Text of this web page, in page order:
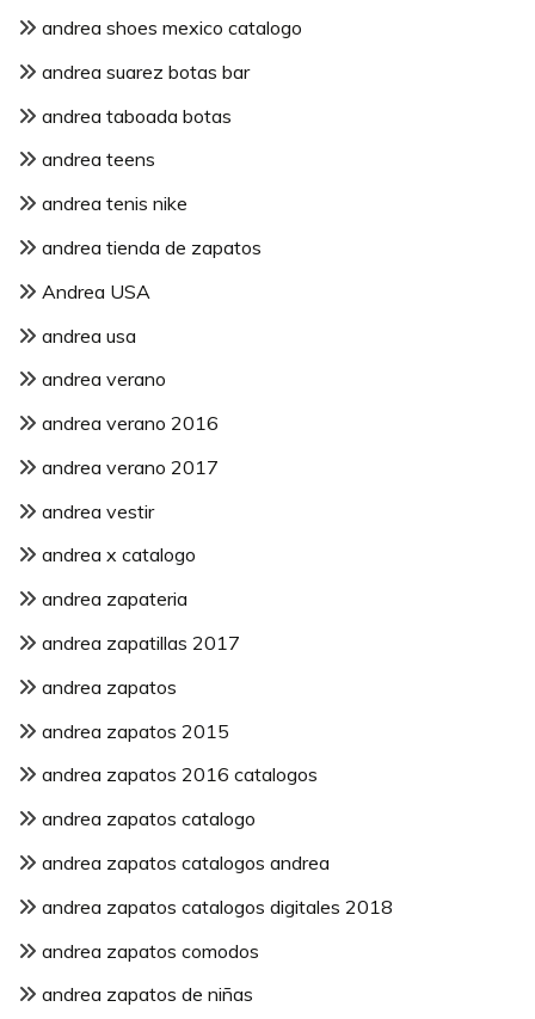
andrea shoes mexico catalogo
andrea suarez botas bar
andrea taboada botas
andrea teens
andrea tenis nike
andrea tienda de zapatos
Andrea USA
andrea usa
andrea verano
andrea verano 2016
andrea verano 2017
andrea vestir
andrea x catalogo
andrea zapateria
andrea zapatillas 2017
andrea zapatos
andrea zapatos 2015
andrea zapatos 2016 catalogos
andrea zapatos catalogo
andrea zapatos catalogos andrea
andrea zapatos catalogos digitales 2018
andrea zapatos comodos
andrea zapatos de niñas